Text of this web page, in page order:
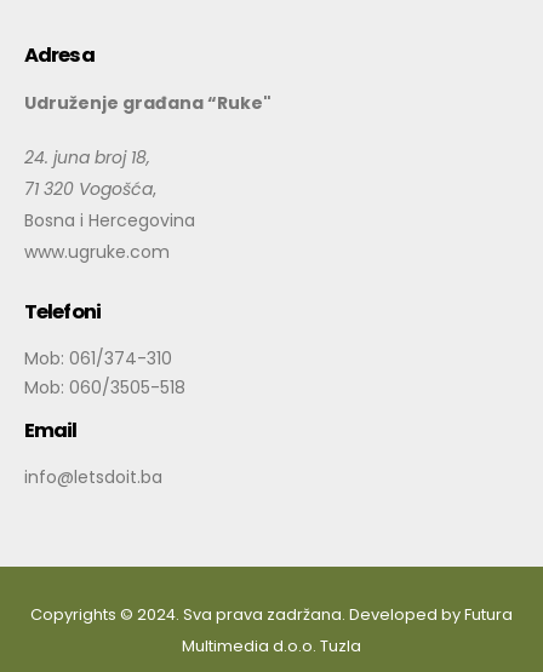
Adresa
Udruženje građana “Ruke"
24. juna broj 18,
71 320 Vogošća,
Bosna i Hercegovina
www.ugruke.com
Telefoni
Mob: 061/374-310
Mob: 060/3505-518
Email
info@letsdoit.ba
Copyrights © 2024. Sva prava zadržana. Developed byFutura
Multimedia d.o.o. Tuzla